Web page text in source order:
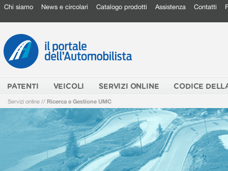
Chi siamo News e circolari Catalogo prodotti Assistenza Contatti
PATENTI VEICOLI SERVIZI ONLINE CODICE
Servizi online // Ricerca e Gestione UMC